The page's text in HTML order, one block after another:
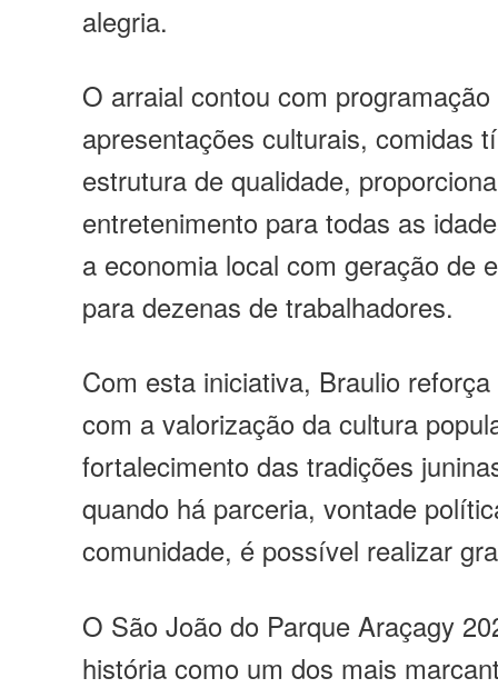
alegria.
O arraial contou com
apresentações culturais, comidas
estrutura de qualidade,
entretenimento para todas as
a economia local com geração de
para dezenas de trabalhadores.
Com esta iniciativa, Braulio
com a valorização da cultura
fortalecimento das tradições
quando há parceria, vontade
comunidade, é possível realizar
O São João do Parque Araçagy
história como um dos mais